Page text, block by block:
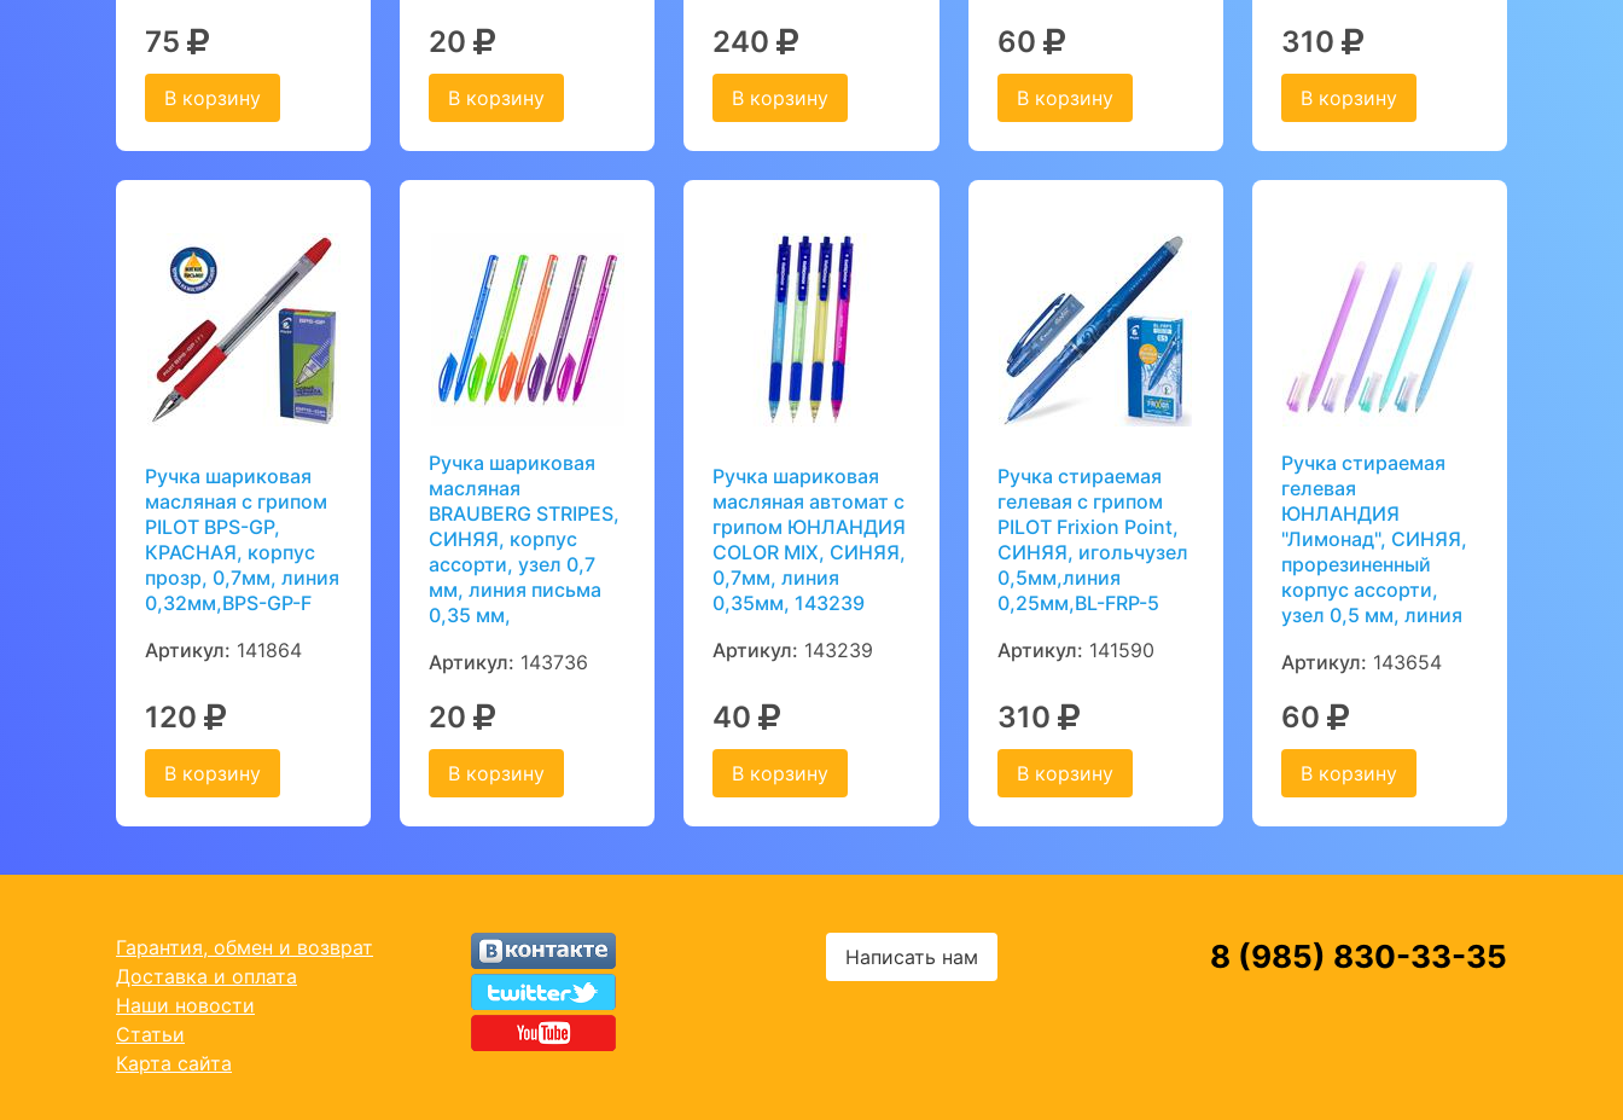
75
В корзину
20
В корзину
240
В корзину
60
В корзину
310
В корзину
Ручка шариковая
масляная с грипом
PILOT BPS-GP,
КРАСНАЯ, корпус
прозр, 0,7мм, линия
0,32мм,BPS-GP-F
Артикул: 141864
120
В корзину
Ручка шариковая
масляная
BRAUBERG STRIPES,
СИНЯЯ, корпус
ассорти, узел 0,7
мм, линия письма
0,35 мм,
Артикул: 143736
20
В корзину
Ручка шариковая
масляная автомат с
грипом ЮНЛАНДИЯ
COLOR MIX, СИНЯЯ,
0,7мм, линия
0,35мм, 143239
Артикул: 143239
40
В корзину
Ручка стираемая
гелевая с грипом
PILOT Frixion Point,
СИНЯЯ, игольчузел
0,5мм,линия
0,25мм,BL-FRP-5
Артикул: 141590
310
В корзину
Ручка стираемая
гелевая
ЮНЛАНДИЯ
"Лимонад", СИНЯЯ,
прорезиненный
корпус ассорти,
узел 0,5 мм, линия
Артикул: 143654
60
В корзину
Гарантия, обмен и возврат
Доставка и оплата
Наши новости
Статьи
Карта сайта
Написать нам 8 (985) 830-33-35